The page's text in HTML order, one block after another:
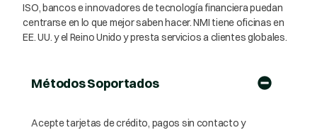
ISO, bancos e innovadores de tecnología financiera puedan
centrarse en lo que mejor saben hacer. NMI tiene oficinas en
EE. UU. y el Reino Unido y presta servicios a clientes globales.
Métodos Soportados
Acepte tarjetas de crédito, pagos sin contacto y